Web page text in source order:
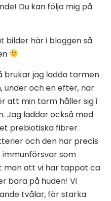
Du kan följa mig på
bilder här i bloggen så
brukar jag ladda tarmen
under och en efter, när
att min tarm håller sig i
Jag laddar också med
prebiotiska fibrer.
och den har precis
som
man att vi har tappat ca
bara på huden! Vi
tvålar, för starka